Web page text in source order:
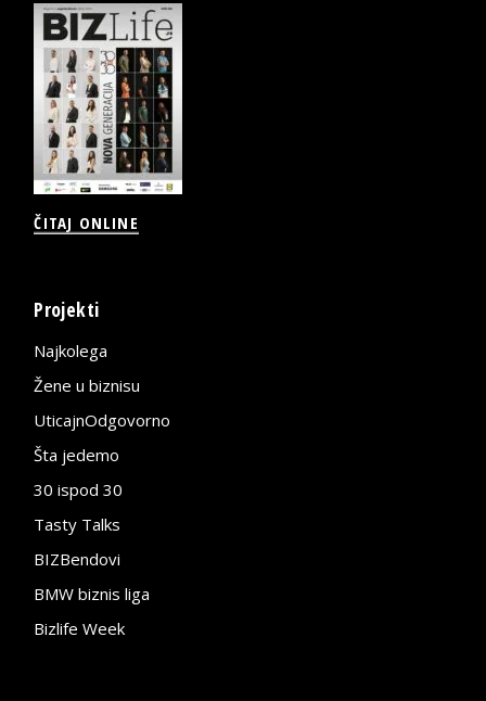
ČITAJ ONLINE
Projekti
Najkolega
Žene u biznisu
UticajnOdgovorno
Šta jedemo
30 ispod 30
Tasty Talks
BIZBendovi
BMW biznis liga
Bizlife Week